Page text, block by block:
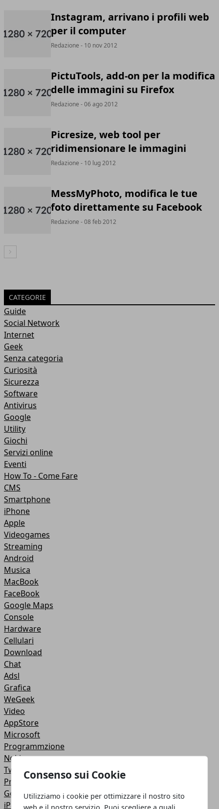
Consenso sui Cookie
Utilizziamo i cookie per ottimizzare il nostro sito
web e il nostro servizio. Puoi scegliere a quali
Instagram, arrivano i profili web
per il computer
Redazione - 10 nov 2012
PictuTools, add-on per la modifica
delle immagini su Firefox
Redazione - 06 ago 2012
Picresize, web tool per
ridimensionare le immagini
Redazione - 10 lug 2012
MessMyPhoto, modifica le tue
foto direttamente su Facebook
Redazione - 08 feb 2012
Articolo Successivo
CATEGORIE
Guide
Social Network
Internet
Geek
Senza categoria
Curiosità
Sicurezza
Software
Antivirus
Google
Utility
Giochi
Servizi online
Eventi
How To - Come Fare
CMS
Smartphone
iPhone
Apple
Videogames
Streaming
Android
Musica
MacBook
FaceBook
Google Maps
Console
Hardware
Cellulari
Download
Chat
Adsl
Grafica
WeGeek
Video
AppStore
Microsoft
Programmzione
Nokia
Twitter
Privacy
Google +
iPad